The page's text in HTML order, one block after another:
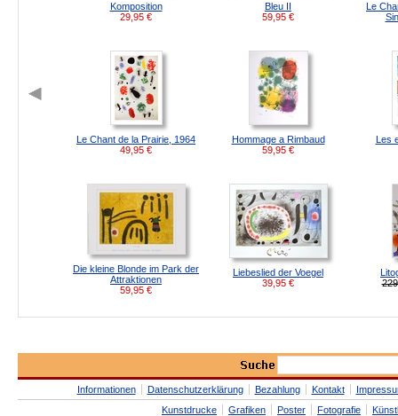
Komposition
29,95 €
Bleu II
59,95 €
Le
Le Chant de la Prairie, 1964
49,95 €
Hommage a Rimbaud
59,95 €
Les
Die kleine Blonde im Park der
Attraktionen
59,95 €
Liebeslied der Voegel
39,95 €
Informationen Datenschutzerklärung Bezahlung Kontakt
Kunstdrucke
Grafiken Poster Fotografie